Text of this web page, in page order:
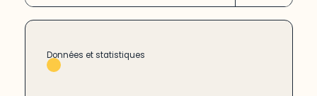
Données et statistiques